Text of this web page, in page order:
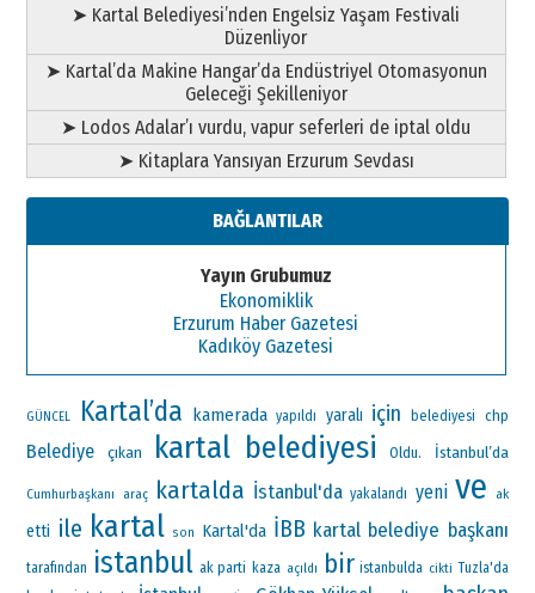
➤ Kartal Belediyesi’nden Engelsiz Yaşam Festivali
Düzenliyor
➤ Kartal’da Makine Hangar’da Endüstriyel Otomasyonun
Geleceği Şekilleniyor
➤ Lodos Adalar’ı vurdu, vapur seferleri de iptal oldu
➤ Kitaplara Yansıyan Erzurum Sevdası
BAĞLANTILAR
Yayın Grubumuz
Ekonomiklik
Erzurum Haber Gazetesi
Kadıköy Gazetesi
GÜNCEL Kartal’da kamerada yapıldı yaralı için belediyesi chp
Belediye çıkan kartal belediyesi Oldu. İstanbul’da
Cumhurbaşkanı araç kartalda İstanbul'da yakalandı yeni ve ak
etti ile kartal son Kartal'da İBB kartal belediye başkanı
tarafından istanbul ak parti kaza açıldı bir istanbulda cikti Tuzla'da